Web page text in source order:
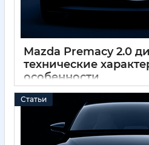
Mazda Premacy 2.0
технические
особенности
01 12 2024 0
Статьи